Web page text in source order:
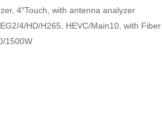
4″Touch, with antenna analyzer
4/HD/H265, HEVC/Main10, with
1500W